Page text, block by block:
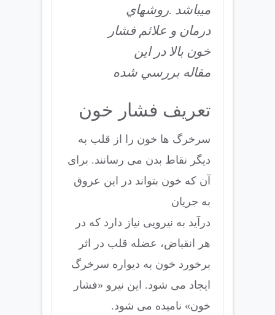
ميباشد .روشهاي
درمان و علائم فشار
خون بالا در اين
مقاله بررسي شده
تعریف فشار خون
سرخرگ ها خون را از قلب به
دیگر نقاط بدن می رسانند. برای
آن که خون بتواند در این عروق
به جریان
درآید به نیرویی نیاز دارد که در
هر انقباض، عضله قلب در اثر
برخورد خون به دیواره سرخرگ
ایجاد می شود. این نیرو «فشار
خون» نامیده می شود.